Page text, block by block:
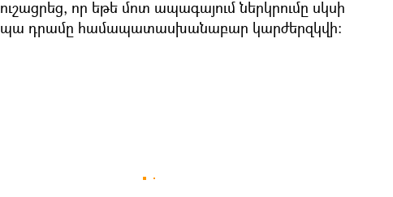
որ եթե մոտ ապագայում ներկրումը սկսի
դրամը համապատասխանաբար կարժերզկվի։